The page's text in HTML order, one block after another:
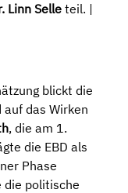
Linn Selle teil. |
blickt die
auf das Wirken
, die am 1.
die EBD als
Phase
die politische